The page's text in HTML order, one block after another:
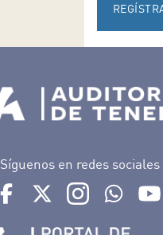
Síguenos en redes sociales
Ir a perfil de Auditorio de
Ir a perfil deIr a perfil de
Ir al